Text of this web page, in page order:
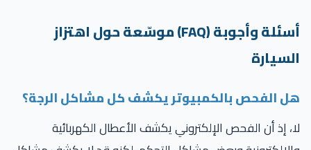
أسئلة وأجوبة (FAQ) موسّعة حول اهتزاز
الفحص بالكمبيوتر يكشف كل مشاكل الرجة؟
إذ أن الفحص الإلكتروني يكشف الأعطال الكهربائية